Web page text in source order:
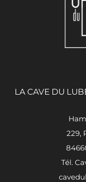
LA CAVE DU
229,
Tél.